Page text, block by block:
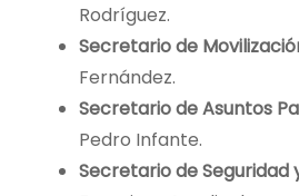
Rodríguez.
Secretario de
Fernández.
Secretario de Asuntos
Pedro Infante.
Secretario de Seguridad